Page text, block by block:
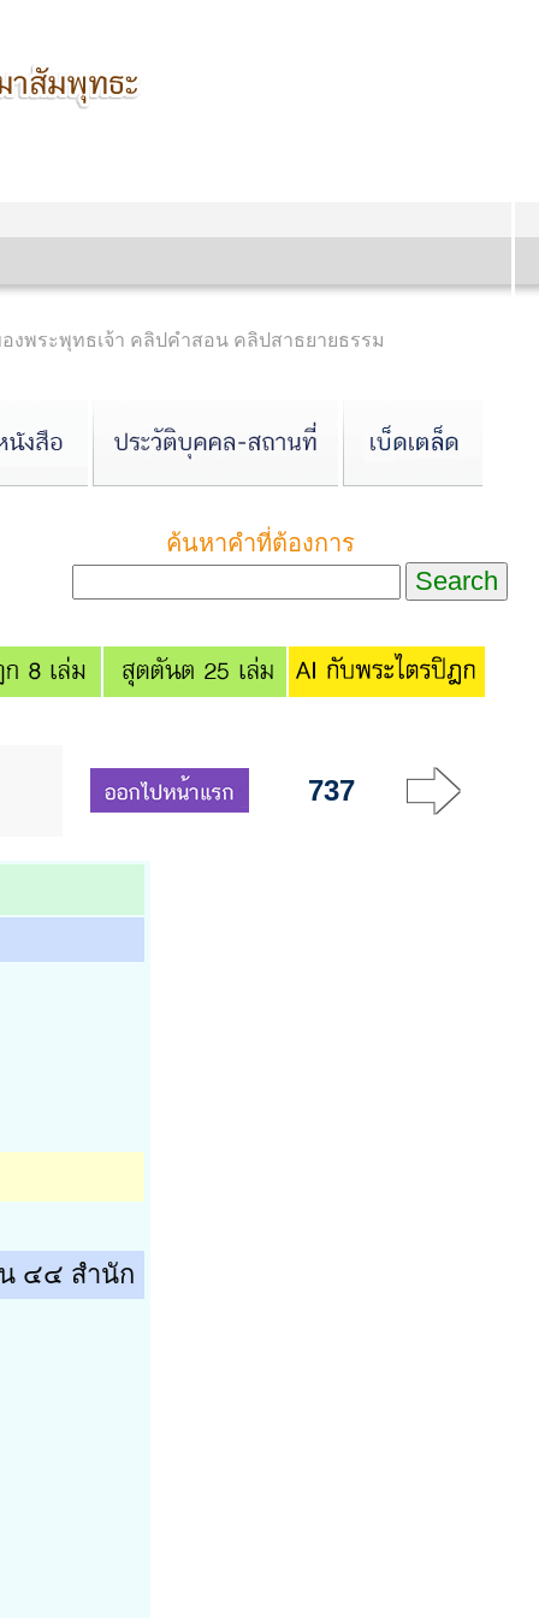
งพระพุทธเจ้า คลิปคำสอน คลิปสาธยายธรรม
ค้นหาคำที่ต้องการ
737
๔๔ สำนัก